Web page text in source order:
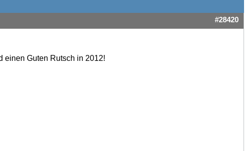
#28420
einen Guten Rutsch in 2012!